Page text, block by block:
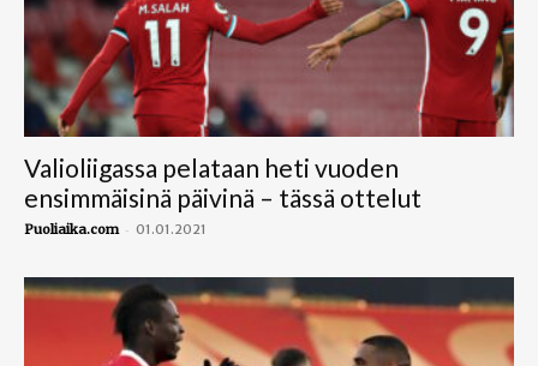
Valioliigassa pelataan heti vuoden
ensimmäisinä päivinä – tässä ottelut
Puoliaika.com - 01.01.2021